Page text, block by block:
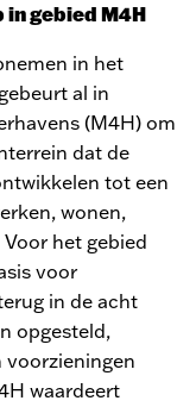
gebied M4H
in het
al in
(M4H) om
dat de
tot een
wonen,
het gebied
voor
in de acht
opgesteld,
voorzieningen
waardeert